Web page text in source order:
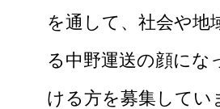
を通して、社会や地
る中野運送の顔にな
ける方を募集してい